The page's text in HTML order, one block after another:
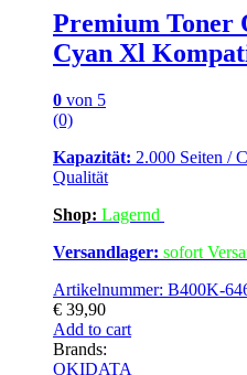
Premium Toner
Cyan Xl
0 von 5
(0)
Kapazität: 2.000 Seiten /
Qualität
Shop: Lagernd
Versandlager: sofort
Artikelnummer: B400K-
€ 39,90
Add to cart
Brands:
OKIDATA